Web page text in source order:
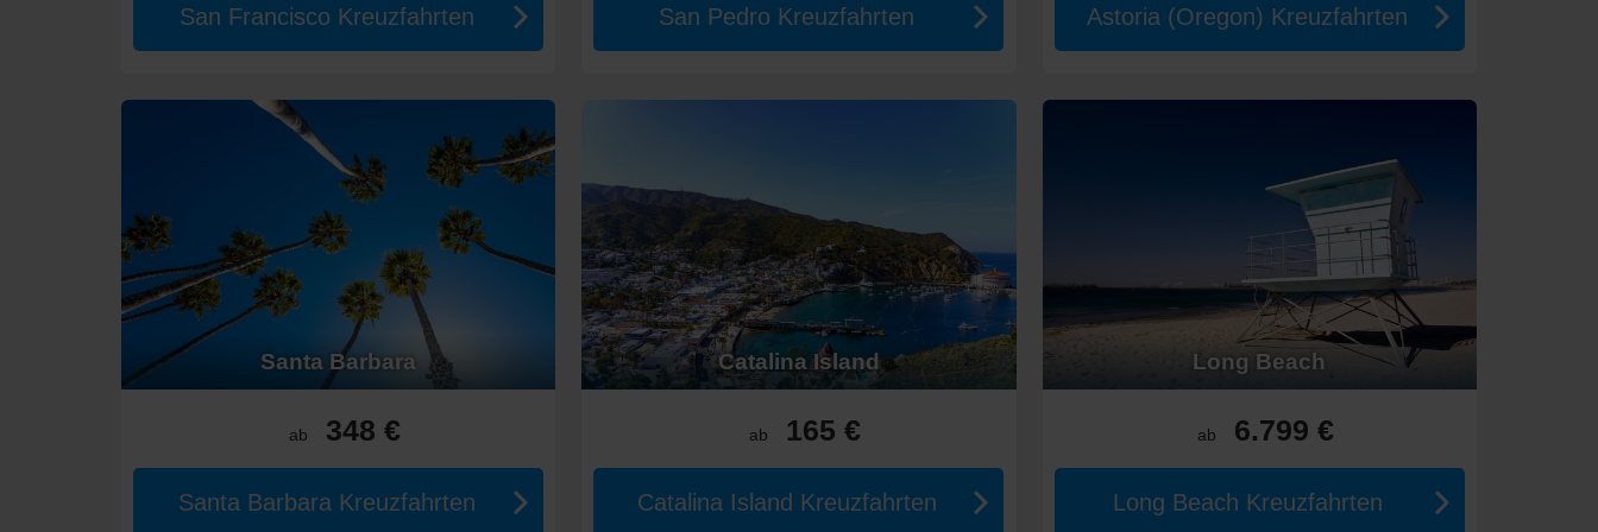
San Francisco Kreuzfahrten San Pedro Kreuzfahrten Astoria (Oregon) Kreuzfahrten
Santa Barbara
ab 348 €
Santa Barbara Kreuzfahrten
Catalina Island
ab 165 €
Catalina Island Kreuzfahrten
Long Beach
ab 6.799 €
Long Beach Kreuzfahrten